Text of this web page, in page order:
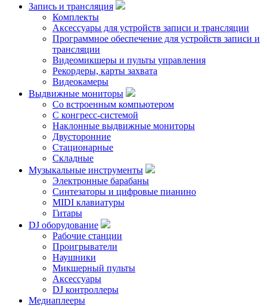
Запись и трансляция
Комплекты
Аксессуары для устройств записи и трансляции
Программное обеспечение для устройств записи и
трансляции
Видеомикшеры и пульты управления
Рекордеры, карты захвата
Видеокамеры
Выдвижные мониторы
Со встроенным компьютером
С конгресс-системой
Наклонные выдвижные мониторы
Двусторонние
Стационарные
Складные
Музыкальные инструменты
Электронные барабаны
Синтезаторы и цифровые пианино
MIDI клавиатуры
Гитары
DJ оборудование
Рабочие станции
Проигрыватели
Наушники
Микшерный пульты
Аксессуары
DJ контроллеры
Медиаплееры